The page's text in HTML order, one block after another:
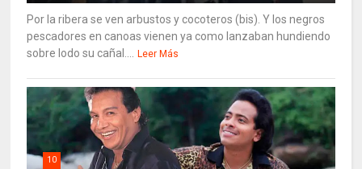
Por la ribera se ven arbustos y cocoteros (bis). Y los negros
pescadores en canoas vienen ya como lanzaban hundiendo
sobre lodo su cañal....
Leer Más
10